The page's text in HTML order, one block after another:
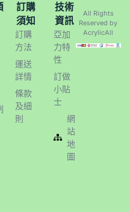
訂購
須知
訂購
方法
運送
詳情
條款
及細
則
技術
資訊
亞加
力特
性
訂做
小貼
士
網
站
地
圖
All Rights
Reserved by
AcrylicAll